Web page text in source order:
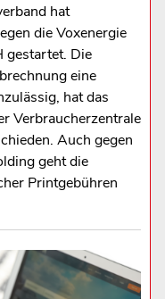
hat
die Voxenergie
gestartet. Die
eine
hat das
Verbraucherzentrale
Auch gegen
geht die
Printgebühren